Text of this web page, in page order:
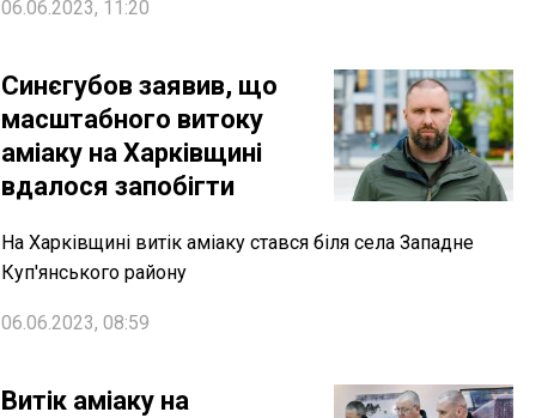
06.06.2023, 11:20
Синєгубов заявив, що
масштабного витоку
аміаку на Харківщині
вдалося запобігти
На Харківщині витік аміаку стався біля села Западне
Куп'янського району
06.06.2023, 08:59
Витік аміаку на